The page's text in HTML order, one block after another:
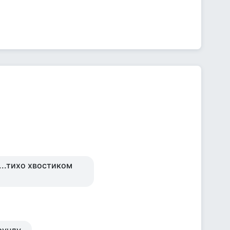
хвостиком